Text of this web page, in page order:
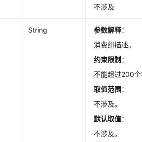
不涉及
String 参数解释：
消费组描述。
约束限制 ：
不能超过200
取值范围：
不涉及。
默认取值：
不涉及。